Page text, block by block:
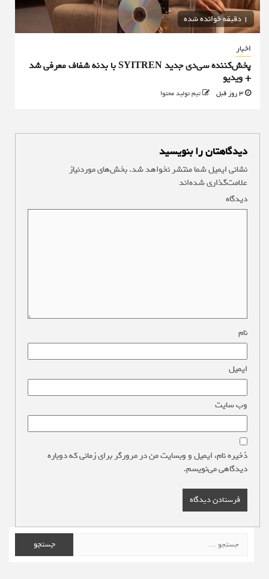
1 دقیقه خوانده شده
اخبار
پخش‌کننده سی‌دی جدید SYITREN با بدنه شفاف معرفی شد
+ ویدیو
تیم تولید محتوا
دیدگاهتان را بنویسید
نشانی ایمیل شما منتشر نخواهد شد.بخش‌های موردنیاز
علامت‌گذاری شده‌اند
دیدگاه
نام
ایمیل
وب‌ سایت
ذخیره نام، ایمیل و وبسایت من در مرورگر برای زمانی که دوباره
دیدگاهی می‌نویسم.
برای: